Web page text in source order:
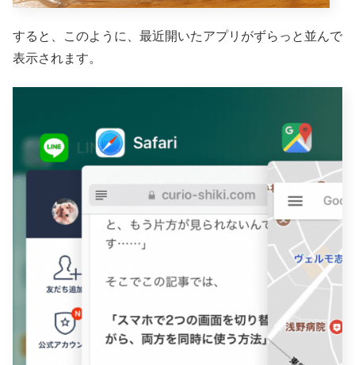
すると、このように、最近開いたアプリがずらっと並んで
表示されます。